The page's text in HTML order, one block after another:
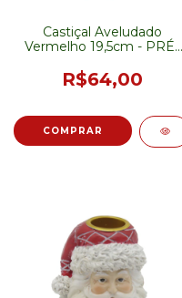
Castiçal Aveludado
Vermelho 19,5cm - PRÉ-
R$64,00